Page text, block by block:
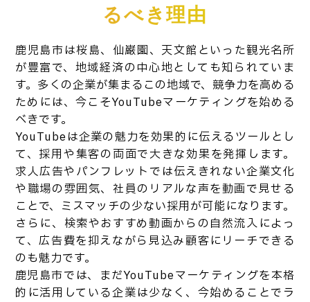
るべき理由
鹿児島市は桜島、仙巌園、天文館といった観光名所
が豊富で、地域経済の中心地としても知られていま
す。多くの企業が集まるこの地域で、競争力を高める
ためには、今こそYouTubeマーケティングを始める
べきです。
YouTubeは企業の魅力を効果的に伝えるツールとし
て、採用や集客の両面で大きな効果を発揮します。
求人広告やパンフレットでは伝えきれない企業文化
や職場の雰囲気、社員のリアルな声を動画で見せる
ことで、ミスマッチの少ない採用が可能になります。
さらに、検索やおすすめ動画からの自然流入によっ
て、広告費を抑えながら見込み顧客にリーチできる
のも魅力です。
鹿児島市では、まだYouTubeマーケティングを本格
的に活用している企業は少なく、今始めることでラ